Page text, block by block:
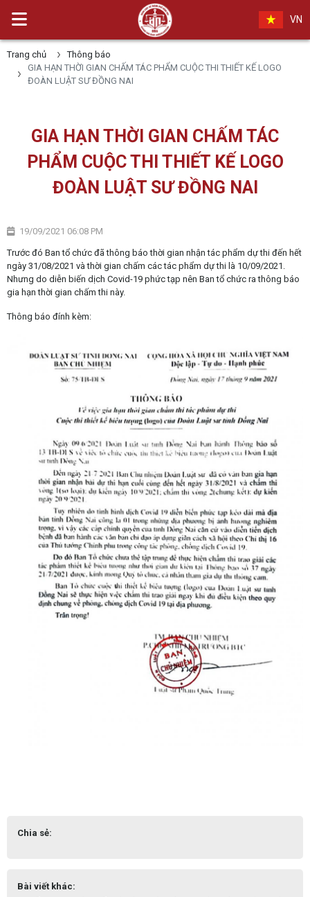
VN
Trang chủ
Thông báo
GIA HẠN THỜI GIAN CHẤM TÁC PHẨM CUỘC THI THIẾT KẾ LOGO
ĐOÀN LUẬT SƯ ĐỒNG NAI
GIA HẠN THỜI GIAN CHẤM TÁC
PHẨM CUỘC THI THIẾT KẾ LOGO
ĐOÀN LUẬT SƯ ĐỒNG NAI
19/09/2021 06:08 PM
Trước đó Ban tổ chức đã thông báo thời gian nhận tác phẩm dự thi đến hết
ngày 31/08/2021 và thời gian chấm các tác phẩm dự thi là 10/09/2021.
Nhưng do diễn biến dịch Covid-19 phức tạp nên Ban tổ chức ra thông báo
gia hạn thời gian chấm thi này.
Thông báo đính kèm:
Chia sẻ:
Bài viết khác: